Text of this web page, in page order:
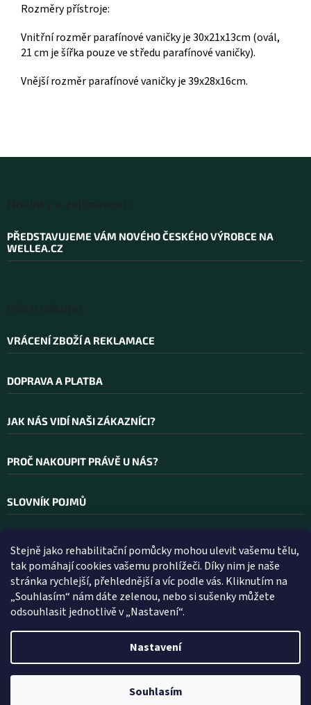
Stejně jako rehabilitační pomůcky mohou ulevit vašemu tělu,
tak pomáhají cookies vašemu prohlížeči. Díky nim je naše
stránka rychlejší, přehlednější a víc podle vás. Kliknutím na
„Souhlasím“ nám dáte zelenou, nebo si sušenky můžete
odsouhlasit jednotlivě v „Nastavení“.
Nastavení
Souhlasím
Rozměry přístroje:
Vnitřní rozměr parafínové vaničky je 30x21x13cm (ovál,
21 cm je šířka pouze ve středu parafínové vaničky).
Vnější rozměr parafínové vaničky je 39x28x16cm.
PŘEDSTAVUJEME VÁM NOVÉHO ČESKÉHO VÝROBCE NA
WELLEA.CZ
VRÁCENÍ ZBOŽÍ A REKLAMACE
DOPRAVA A PLATBA
JAK NÁS VIDÍ NAŠI ZÁKAZNÍCI?
PROČ NAKOUPIT PRÁVĚ U NÁS?
SLOVNÍK POJMŮ
Kontakt
INFO@WELLEA.CZ
800 200 900
602 112 602
Vytvořil Shoptet